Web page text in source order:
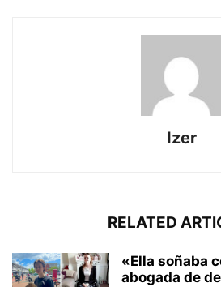
Izer
RELATED
«Ella soñaba
abogada de